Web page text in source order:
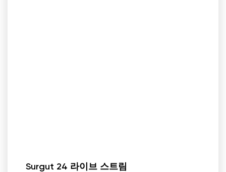
Surgut 24 라이브 스트림